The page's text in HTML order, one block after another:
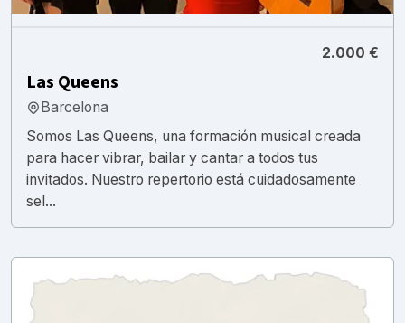
2.000 €
Las Queens
Barcelona
Somos Las Queens, una formación musical creada
para hacer vibrar, bailar y cantar a todos tus
invitados. Nuestro repertorio está cuidadosamente
sel...